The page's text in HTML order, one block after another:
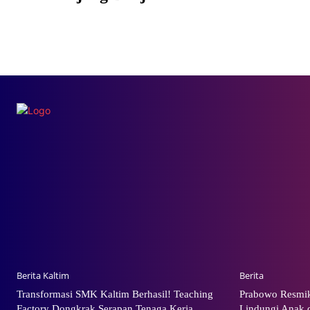
Berita Kaltim
Transformasi SMK Kaltim Berhasil! Teaching
Berita
Prabowo